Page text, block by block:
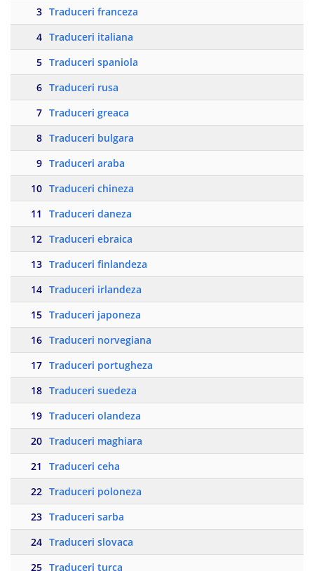
3 Traduceri franceza
4 Traduceri italiana
5 Traduceri spaniola
6 Traduceri rusa
7 Traduceri greaca
8 Traduceri bulgara
9 Traduceri araba
10 Traduceri chineza
11
Traduceri daneza
12 Traduceri ebraica
13 Traduceri finlandeza
14 Traduceri irlandeza
15 Traduceri japoneza
16 Traduceri norvegiana
17 Traduceri portugheza
18 Traduceri suedeza
19 Traduceri olandeza
20 Traduceri maghiara
21
Traduceri ceha
22 Traduceri poloneza
23 Traduceri sarba
24 Traduceri slovaca
25 Traduceri turca